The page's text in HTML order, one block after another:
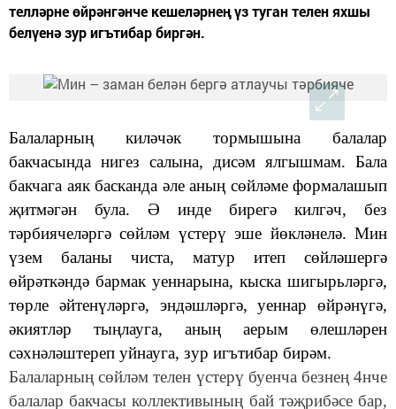
телләрне өйрәнгәнче кешеләрнең үз туган телен яхшы
белүенә зур игътибар биргән.
Балаларның киләчәк тормышына балалар
бакчасында нигез салына, дисәм ялгышмам. Бала
бакчага аяк басканда әле аның сөйләме формалашып
җитмәгән була. Ә инде бирегә килгәч, без
тәрбиячеләргә сөйләм үстерү эше йөкләнелә. Мин
үзем баланы чиста, матур итеп сөйләшергә
өйрәткәндә бармак уеннарына, кыска шигырьләргә,
төрле әйтенүләргә, эндәшләргә, уеннар өйрәнүгә,
әкиятләр тыңлауга, аның аерым өлешләрен
сәхнәләштереп уйнауга, зур игътибар бирәм.
Балаларның сөйләм телен үстерү буенча безнең 4нче
балалар бакчасы коллективының бай тәҗрибәсе бар,